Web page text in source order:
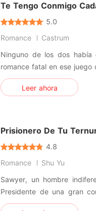
Te Tengo Conmigo
5.0
Romance
Castrum
Ninguno de los dos había
romance fatal en ese juego
su control, pero tenía un
involucrarla en su
Leer ahora
Prisionero De Tu
4.8
Romance
Shu Yu
Sawyer, un hombre
Presidente de una gran
tan ansiada venganza y